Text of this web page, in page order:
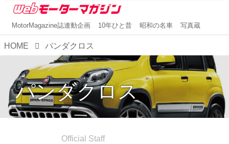
MotorMagazine誌連動企画 10年ひと昔 昭和の名車 写真蔵
HOME パンダクロス
パンダクロス
Official Staff